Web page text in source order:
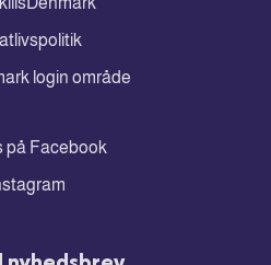
login område
på Facebook